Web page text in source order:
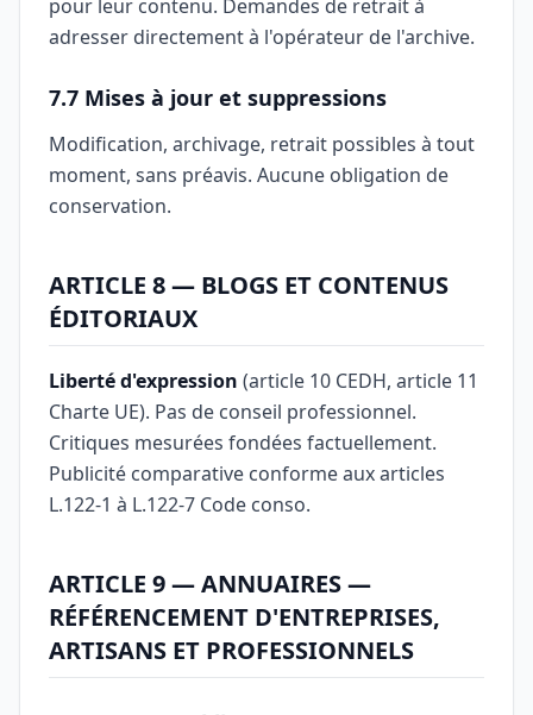
pour leur contenu. Demandes de retrait à
adresser directement à l'opérateur de l'archive.
7.7 Mises à jour et suppressions
Modification, archivage, retrait possibles à tout
moment, sans préavis. Aucune obligation de
conservation.
ARTICLE 8 — BLOGS ET CONTENUS
ÉDITORIAUX
Liberté d'expression (article 10 CEDH, article 11
Charte UE). Pas de conseil professionnel.
Critiques mesurées fondées factuellement.
Publicité comparative conforme aux articles
L.122-1 à L.122-7 Code conso.
ARTICLE 9 — ANNUAIRES —
RÉFÉRENCEMENT D'ENTREPRISES,
ARTISANS ET PROFESSIONNELS